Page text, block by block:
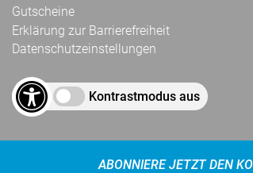
Gutscheine
Erklärung zur Barrierefreiheit
Datenschutzeinstellungen
Kontrastmodus aus
ABONNIERE JETZT DEN